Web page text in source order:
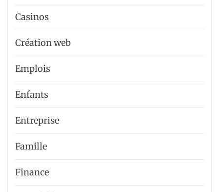
Casinos
Création web
Emplois
Enfants
Entreprise
Famille
Finance